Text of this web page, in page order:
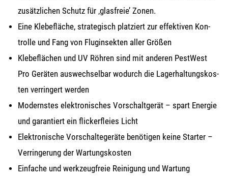
zusätz­li­chen Schutz für ‚glas­freie’ Zonen.
Eine Kle­be­flä­che, stra­te­gisch plat­ziert zur effek­ti­ven Kon­
trol­le und Fang von Flug­in­sek­ten aller Größen
Kle­be­flä­chen und UV Röh­ren sind mit ande­ren Pest­West
Pro Gerä­ten aus­wech­sel­bar wodurch die Lager­hal­tungs­kos­
ten ver­rin­gert werden
Moderns­tes elek­tro­ni­sches Vor­schalt­ge­rät – spart Ener­gie
und garan­tiert ein fli­cker­flei­es Licht
Elek­tro­ni­sche Vor­schal­te­ge­rä­te benö­ti­gen kei­ne Star­ter –
Ver­rin­ge­rung der Wartungskosten
Ein­fa­che und werk­zeug­freie Rei­ni­gung und Wartung